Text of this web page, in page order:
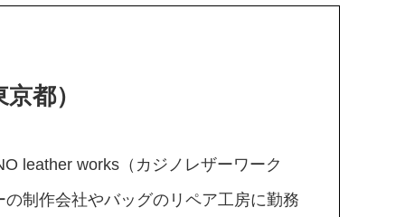
都）
leather works（カジノレザーワーク
制作会社やバッグのリペア工房に勤務